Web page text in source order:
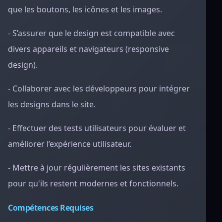
que les boutons, les icônes et les images.
- S’assurer que le design est compatible avec
divers appareils et navigateurs (responsive
design).
- Collaborer avec les développeurs pour intégrer
les designs dans le site.
- Effectuer des tests utilisateurs pour évaluer et
améliorer l’expérience utilisateur.
- Mettre à jour régulièrement les sites existants
pour qu'ils restent modernes et fonctionnels.
Compétences Requises